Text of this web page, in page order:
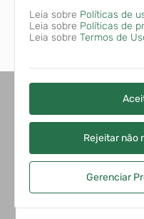
Leia sobre Políticas de
Leia sobre Políticas de
Leia sobre Termos de
Rejeitar não
Gerenciar